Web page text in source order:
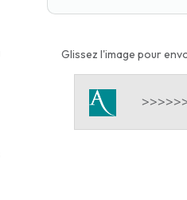
Glissez l'image pour